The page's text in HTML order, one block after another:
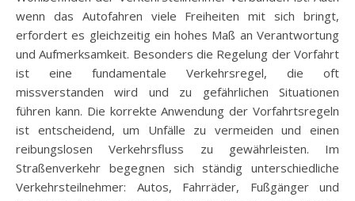
wenn das Autofahren viele Freiheiten mit sich bringt,
erfordert es gleichzeitig ein hohes Maß an Verantwortung
und Aufmerksamkeit. Besonders die Regelung der Vorfahrt
ist eine fundamentale Verkehrsregel, die oft
missverstanden wird und zu gefährlichen Situationen
führen kann. Die korrekte Anwendung der Vorfahrtsregeln
ist entscheidend, um Unfälle zu vermeiden und einen
reibungslosen Verkehrsfluss zu gewährleisten. Im
Straßenverkehr begegnen sich ständig unterschiedliche
Verkehrsteilnehmer: Autos, Fahrräder, Fußgänger und